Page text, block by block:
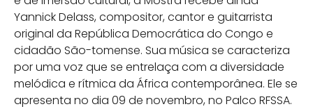
Yannick Delass, compositor, cantor e guitarrista
original da República Democrática do Congo e
cidadão São-tomense. Sua música se caracteriza
por uma voz que se entrelaça com a diversidade
melódica e rítmica da África contemporânea. Ele se
apresenta no dia 09 de novembro, no Palco RFSSA.